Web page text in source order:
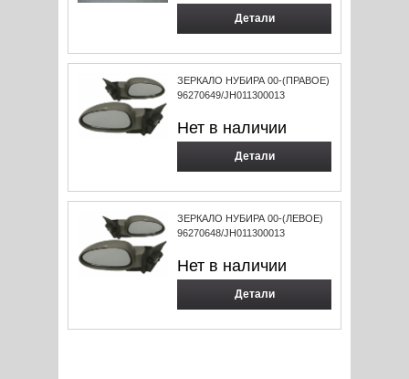
Детали
ЗЕРКАЛО НУБИРА 00-(ПРАВОЕ)
96270649/JH011300013
Нет в наличии
Детали
ЗЕРКАЛО НУБИРА 00-(ЛЕВОЕ)
96270648/JH011300013
Нет в наличии
Детали